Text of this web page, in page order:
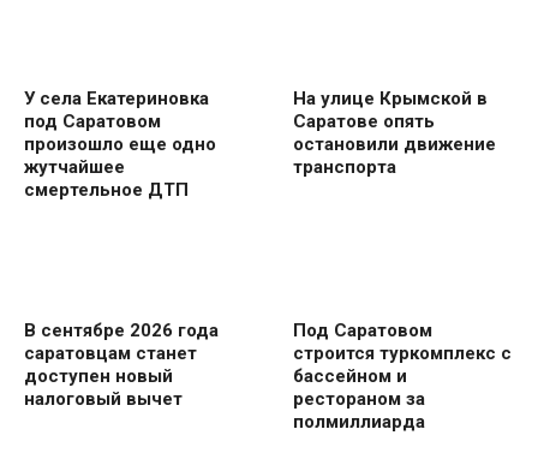
У села Екатериновка
под Саратовом
произошло еще одно
жутчайшее
смертельное ДТП
На улице Крымской в
Саратове опять
остановили движение
транспорта
В сентябре 2026 года
саратовцам станет
доступен новый
налоговый вычет
Под Саратовом
строится туркомплекс с
бассейном и
рестораном за
полмиллиарда